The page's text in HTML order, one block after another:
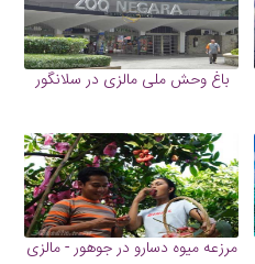
باغ وحش ملی مالزی در سلانگور
مرزعه میوه دسارو در جوهور - مالزی